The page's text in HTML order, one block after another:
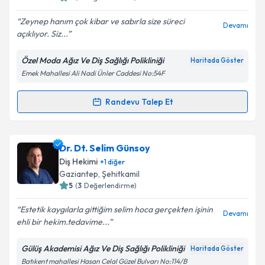
E-posta Adresiniz
Kişisel verilerimin işlenmesine ilişkin
Metni'ni okudum ve kişisel verilerimin belirtilen
kapsamda işlenmesini kabul ediyorum.
Zeynep hanım çok kibar ve sabırla size süreci
açıklıyor. Siz...
Devamı
Özel Moda Ağız Ve Diş Sağlığı Polikliniği Haritada Göster
Emek Mahallesi Ali Nadi Ünler Caddesi No:54F
Randevu Talep Et
Randevu Takvimi Talebi
Uzm. Dt. Zeynep Çifçiiçin randevu takvimi talebi
oluşturun. Size bu uzmandan randevu almanız için bir
takvim hazırlandığında e-posta ile bilgilendireceğiz.
Kişisel verilerimin işlenmesine ilişkin Aydınlatma
Dr. Dt. Selim Günsoy
Diş Hekimi +1diğer
Gaziantep, Şehitkamil
5 (3 Değerlendirme)
Estetik kaygılarla gittiğim selim hoca gerçekten işinin
ehli bir hekim.tedavime...
Devamı
Gülüş Akademisi Ağız Ve Diş Sağlığı Polikliniği Haritada Göster
Batıkent mahallesi Hasan Celal Güzel Bulvarı No:114/B